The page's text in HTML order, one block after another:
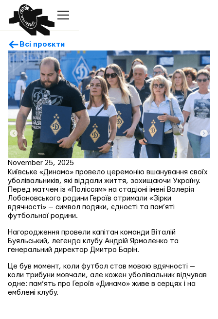
Всі проєкти
November 25, 2025
Київське «Динамо» провело церемонію вшанування своїх
уболівальників, які віддали життя, захищаючи Україну.
Перед матчем із «Поліссям» на стадіоні імені Валерія
Лобановського родини Героїв отримали «Зірки
вдячності» — символ подяки, єдності та пам’яті
футбольної родини.
Нагородження провели капітан команди Віталій
Буяльський, легенда клубу Андрій Ярмоленко та
генеральний директор Дмитро Барін.
Це був момент, коли футбол став мовою вдячності —
коли трибуни мовчали, але кожен уболівальник відчував
одне: пам’ять про Героїв «Динамо» живе в серцях і на
емблемі клубу.